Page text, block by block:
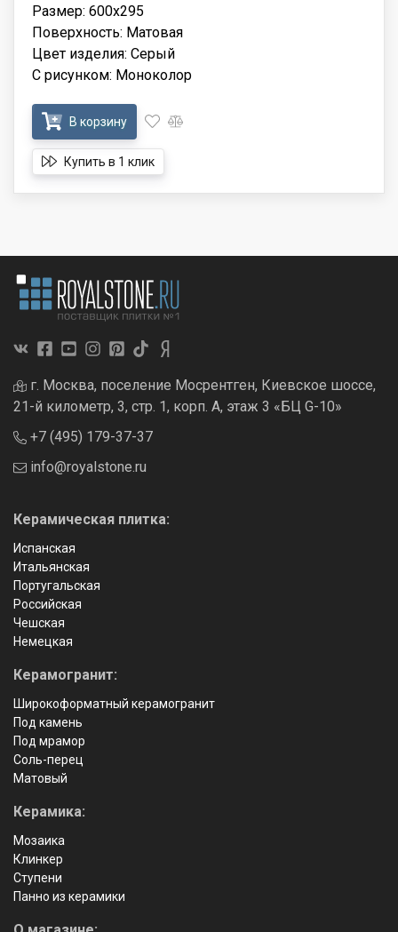
Размер: 600x295
Поверхность: Матовая
Цвет изделия: Серый
С рисунком: Моноколор
В корзину
Купить в 1 клик
г. Москва, поселение Мосрентген, Киевское шоссе,
21-й километр, 3, стр. 1, корп. А, этаж 3 «БЦ G-10»
+7 (495) 179-37-37
info@royalstone.ru
Керамическая плитка:
Испанская
Итальянская
Португальская
Российская
Чешская
Немецкая
Керамогранит:
Широкоформатный керамогранит
Под камень
Под мрамор
Соль-перец
Матовый
Керамика:
Мозаика
Клинкер
Ступени
Панно из керамики